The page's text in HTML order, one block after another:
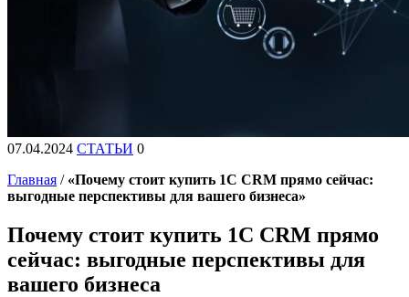
07.04.2024 СТАТЬИ 0
Главная / «Почему стоит купить 1С CRM прямо сейчас:
выгодные перспективы для вашего бизнеса»
Почему стоит купить 1С CRM прямо
сейчас: выгодные перспективы для
вашего бизнеса